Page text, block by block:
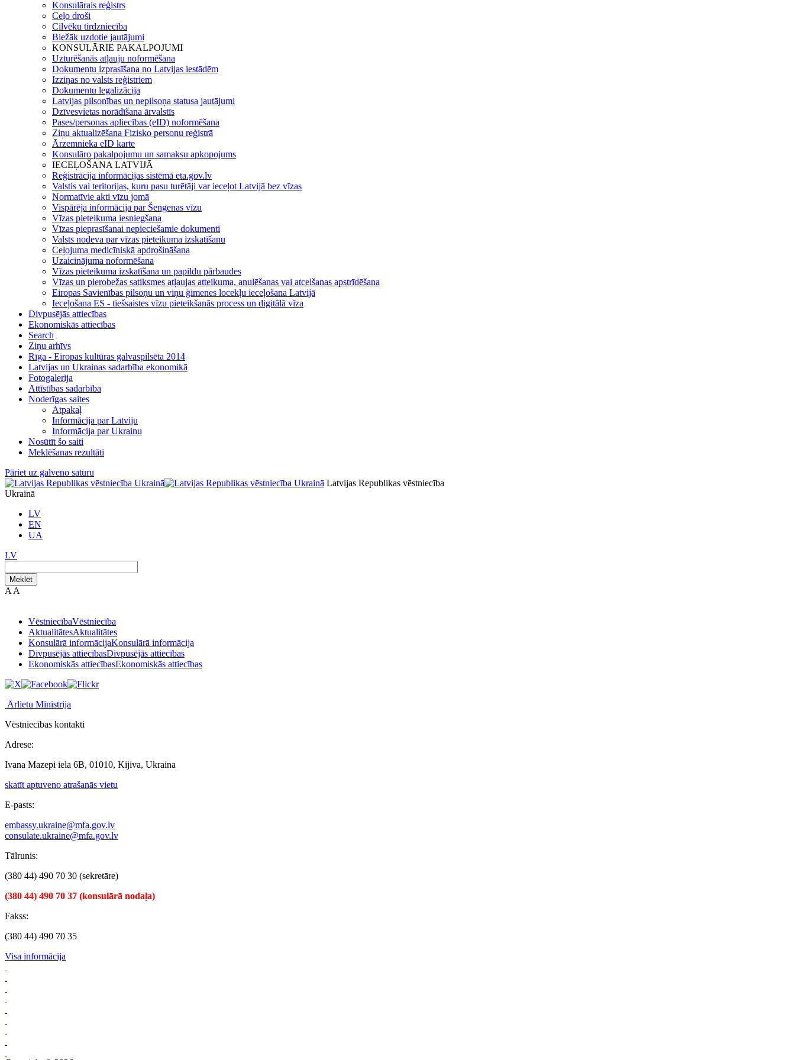
Konsulārais reģistrs
Ceļo droši
Cilvēku tirdzniecība
Biežāk uzdotie jautājumi
KONSULĀRIE PAKALPOJUMI
Uzturēšanās atļauju noformēšana
Dokumentu izprasīšana no Latvijas iestādēm
Izziņas no valsts reģistriem
Dokumentu legalizācija
Latvijas pilsonības un nepilsoņa statusa jautājumi
Dzīvesvietas norādīšana ārvalstīs
Pases/personas apliecības (eID) noformēšana
Ziņu aktualizēšana Fizisko personu reģistrā
Ārzemnieka eID karte
Konsulāro pakalpojumu un samaksu apkopojums
IECEĻOŠANA LATVIJĀ
Reģistrācija informācijas sistēmā eta.gov.lv
Valstis vai teritorijas, kuru pasu turētāji var ieceļot Latvijā bez vīzas
Normatīvie akti vīzu jomā
Vispārēja informācija par Šengenas vīzu
Vīzas pieteikuma iesniegšana
Vīzas pieprasīšanai nepieciešamie dokumenti
Valsts nodeva par vīzas pieteikuma izskatīšanu
Ceļojuma medicīniskā apdrošināšana
Uzaicinājuma noformēšana
Vīzas pieteikuma izskatīšana un papildu pārbaudes
Vīzas un pierobežas satiksmes atļaujas atteikuma, anulēšanas vai atcelšanas apstrīdēšana
Eiropas Savienības pilsoņu un viņu ģimenes locekļu ieceļošana Latvijā
Ieceļošana ES - tiešsaistes vīzu pieteikšanās process un digitālā vīza
Divpusējās attiecības
Ekonomiskās attiecības
Search
Ziņu arhīvs
Rīga - Eiropas kultūras galvaspilsēta 2014
Latvijas un Ukrainas sadarbība ekonomikā
Fotogalerija
Attīstības sadarbība
Noderīgas saites
Atpakaļ
Informācija par Latviju
Informācija par Ukrainu
Nosūtīt šo saiti
Meklēšanas rezultāti
Pāriet uz galveno saturu
Latvijas Republikas vēstniecība
Ukrainā
LV
EN
UA
LV
Meklēt
A A
VēstniecībaVēstniecība
AktualitātesAktualitātes
Konsulārā informācijaKonsulārā informācija
Divpusējās attiecībasDivpusējās attiecības
Ekonomiskās attiecībasEkonomiskās attiecības
Ārlietu Ministrija
Vēstniecības kontakti
Adrese:
Ivana Mazepi iela 6B, 01010, Kijiva, Ukraina
skatīt aptuveno atrašanās vietu
E-pasts:
embassy.ukraine@mfa.gov.lv
consulate.ukraine@mfa.gov.lv
Tālrunis:
(380 44) 490 70 30 (sekretāre)
(380 44) 490 70 37 (konsulārā nodaļa)
Fakss:
(380 44) 490 70 35
Visa informācija